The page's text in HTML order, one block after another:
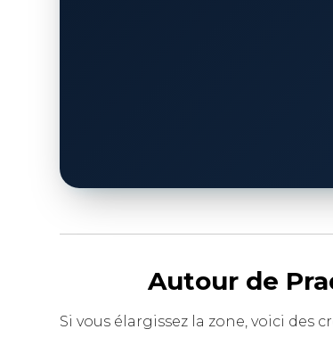
Autour de
Si vous élargissez la zone, voici des